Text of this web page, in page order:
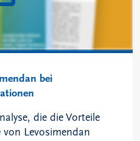
bei
die die Vorteile
Levosimendan